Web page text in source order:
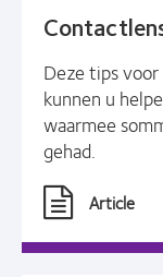
Deze tips
kunnen u
waarmee
gehad.
Article